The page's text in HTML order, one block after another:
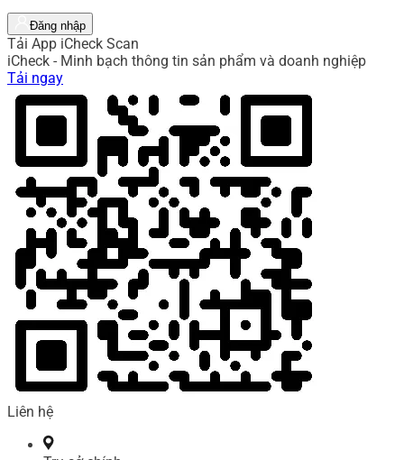
Đăng nhập
Tải App iCheck Scan
iCheck - Minh bạch thông tin sản phẩm và doanh nghiệp
Tải ngay
Liên hệ